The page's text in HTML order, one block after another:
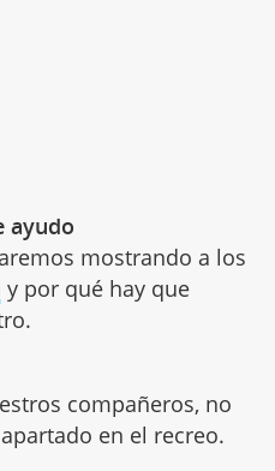
ayudo
mostrando a los
y por qué hay que
compañeros, no
en el recreo.